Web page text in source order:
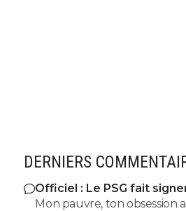
DERNIERS
Officiel : Le PSG fait
pour 50 ME
Mon pauvre, ton obsession